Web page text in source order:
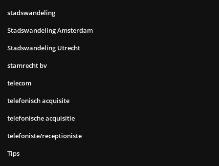
stadswandeling
Stadswandeling Amsterdam
Stadswandeling Utrecht
stamrecht bv
telecom
telefonisch acquisite
telefonische acquisitie
telefoniste/receptioniste
Tips